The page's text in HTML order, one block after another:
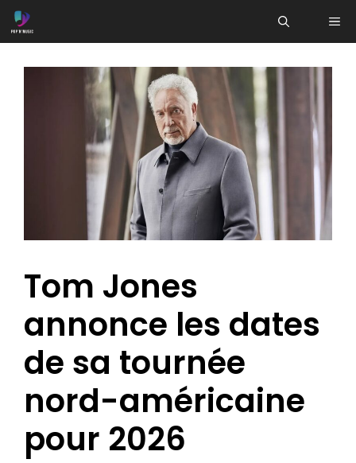
Aller
au
Tom Jones
annonce les dates
de sa tournée
nord-américaine
pour 2026